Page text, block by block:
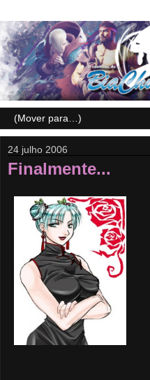
24 julho 2006
Finalmente...